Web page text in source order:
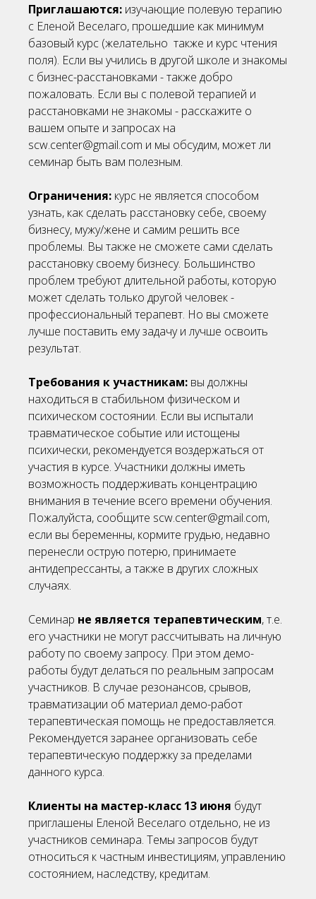
Приглашаются: изучающие полевую терапию
с Еленой Веселаго, прошедшие как минимум
базовый курс (желательно также и курс чтения
поля). Если вы учились в другой школе и знакомы
с бизнес-расстановками - также добро
пожаловать. Если вы с полевой терапией и
расстановками не знакомы - расскажите о
вашем опыте и запросах на
scw.center@gmail.com и мы обсудим, может ли
семинар быть вам полезным.
Ограничения: курс не является способом
узнать, как сделать расстановку себе, своему
бизнесу, мужу/жене и самим решить все
проблемы. Вы также не сможете сами сделать
расстановку своему бизнесу. Большинство
проблем требуют длительной работы, которую
может сделать только другой человек -
профессиональный терапевт. Но вы сможете
лучше поставить ему задачу и лучше освоить
результат.
Требования к участникам: вы должны
находиться в стабильном физическом и
психическом состоянии. Если вы испытали
травматическое событие или истощены
психически, рекомендуется воздержаться от
участия в курсе. Участники должны иметь
возможность поддерживать концентрацию
внимания в течение всего времени обучения.
Пожалуйста, сообщите scw.center@gmail.com,
если вы беременны, кормите грудью, недавно
перенесли острую потерю, принимаете
антидепрессанты, а также в других сложных
случаях.
Семинар не является терапевтическим, т.е.
его участники не могут рассчитывать на личную
работу по своему запросу. При этом демо-
работы будут делаться по реальным запросам
участников. В случае резонансов, срывов,
травматизации об материал демо-работ
терапевтическая помощь не предоставляется.
Рекомендуется заранее организовать себе
терапевтическую поддержку за пределами
данного курса.
Клиенты на мастер-класс 13 июня будут
приглашены Еленой Веселаго отдельно, не из
участников семинара. Темы запросов будут
относиться к частным инвестициям, управлению
состоянием, наследству, кредитам.